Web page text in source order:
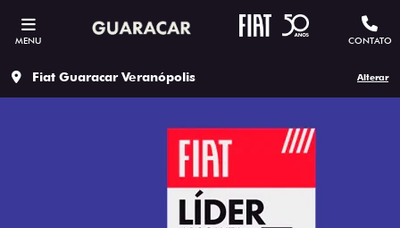
MENU CONTATO
Fiat Guaracar Veranópolis Alterar